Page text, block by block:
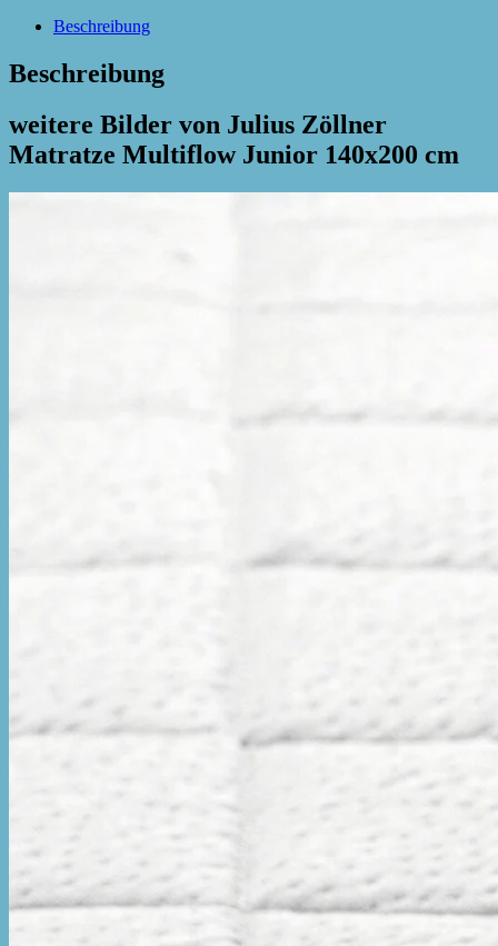
Beschreibung
Beschreibung
weitere Bilder von Julius Zöllner
Matratze Multiflow Junior 140x200 cm